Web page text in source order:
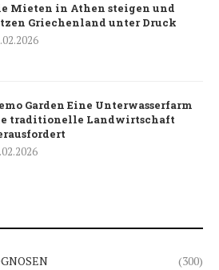
Mieten in Athen steigen und
Griechenland unter Druck
Garden Eine Unterwasserfarm
traditionelle Landwirtschaft
(300)